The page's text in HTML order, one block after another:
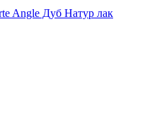
Angle Дуб Натур лак